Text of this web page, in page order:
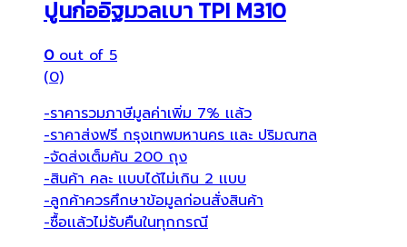
ปูนก่ออิฐมวลเบา TPI M310
0out of 5
(0)
-ราคารวมภาษีมูลค่าเพิ่ม 7% เเล้ว
-ราคาส่งฟรี กรุงเทพมหานคร เเละ ปริมณฑล
-จัดส่งเต็มคัน 200 ถุง
-สินค้า คละ เเบบได้ไม่เกิน 2 เเบบ
-ลูกค้าควรศึกษาข้อมูลก่อนสั่งสินค้า
-ซื้อเเล้วไม่รับคืนในทุกกรณี